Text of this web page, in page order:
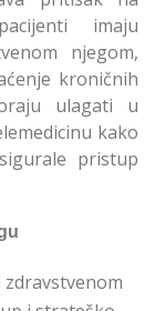
imaju
njegom,
kroničnih
ulagati u
kako
pristup